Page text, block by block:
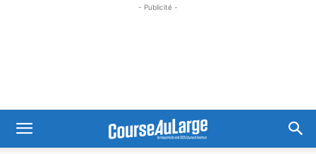
- Publicité -